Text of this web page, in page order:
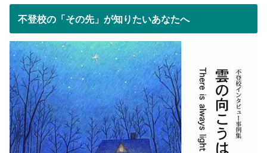
不登校の「その先」が知りたいあなたへ